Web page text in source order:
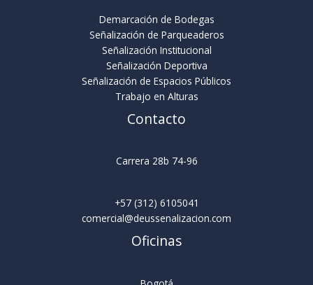
Demarcación de Bodegas
Señalización de Parqueaderos
Señalización Institucional
Señalización Deportiva
Señalización de Espacios Públicos
Trabajo en Alturas
Contacto
Carrera 28b 74-96
+57 (312) 6105041
comercial@deussenalizacion.com
Oficinas